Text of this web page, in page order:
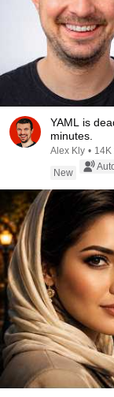
YAML is
minutes.
Alex Kly • 14K
New